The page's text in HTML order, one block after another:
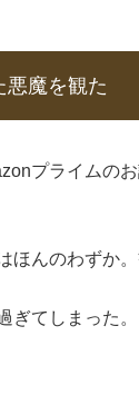
悪魔を観た
プライムの
ほんのわずか
ぎてしまった。